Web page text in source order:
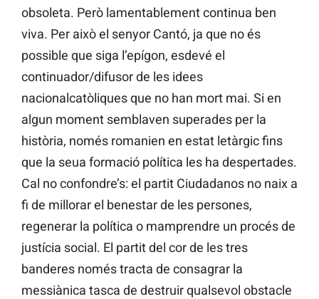
obsoleta. Però lamentablement continua ben
viva. Per això el senyor Cantó, ja que no és
possible que siga l’epígon, esdevé el
continuador/difusor de les idees
nacionalcatòliques que no han mort mai. Si en
algun moment semblaven superades per la
història, només romanien en estat letàrgic fins
que la seua formació política les ha despertades.
Cal no confondre’s: el partit Ciudadanos no naix a
fi de millorar el benestar de les persones,
regenerar la política o mamprendre un procés de
justícia social. El partit del cor de les tres
banderes només tracta de consagrar la
messiànica tasca de destruir qualsevol obstacle